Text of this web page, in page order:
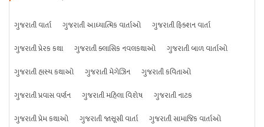
ગુજરાતી વાર્તા ગુજરાતી આધ્યાત્મિક વાર્તાઓ
ગુજરાતી ફિક્શન વાર્તા
ગુજરાતી પ્રેરક કથા
ગુજરાતી ક્લાસિક નવલકથાઓ
ગુજરાતી બાળ વાર્તાઓ
ગુજરાતી હાસ્ય કથાઓ
ગુજરાતી મેગેઝિન
ગુજરાતી કવિતાઓ
ગુજરાતી પ્રવાસ વર્ણન
ગુજરાતી મહિલા વિશેષ
ગુજરાતી નાટક
ગુજરાતી પ્રેમ કથાઓ
ગુજરાતી જાસૂસી વાર્તા
ગુજરાતી સામાજિક વાર્તાઓ